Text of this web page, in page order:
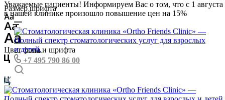
Размер шрифта
Цвет фона и шрифта
Уважаемые пациенты! Информируем Вас о том, что с 1 августа
в нашей клинике произошло повышение цен на 15%
+7 495 790 86 00